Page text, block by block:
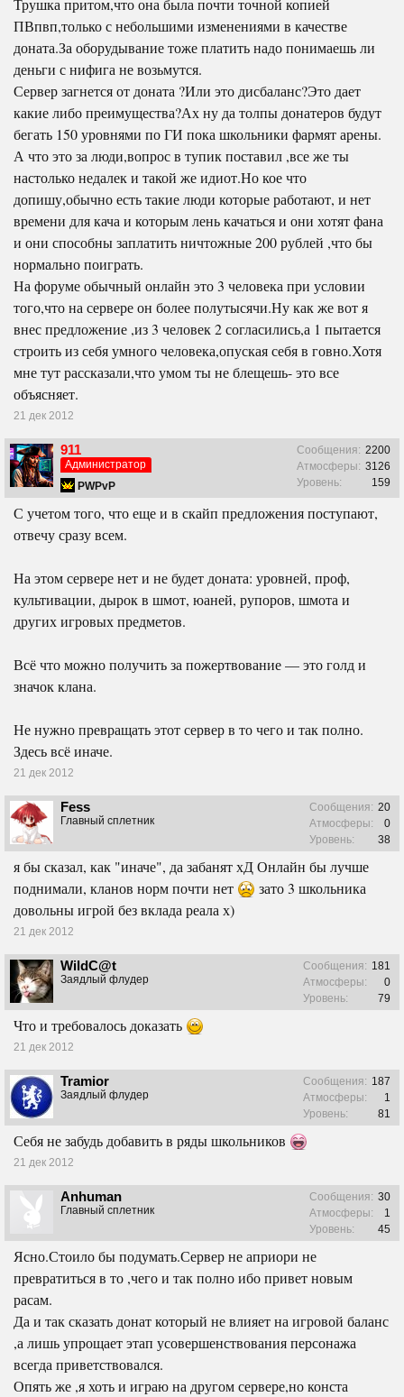
Трушка притом,что она была почти точной копией
ПВпвп,только с небольшими изменениями в качестве
доната.За оборудывание тоже платить надо понимаешь ли
деньги с нифига не возьмутся.
Сервер загнется от доната ?Или это дисбаланс?Это дает
какие либо преимущества?Ах ну да толпы донатеров будут
бегать 150 уровнями по ГИ пока школьники фармят арены.
А что это за люди,вопрос в тупик поставил ,все же ты
настолько недалек и такой же идиот.Но кое что
допишу,обычно есть такие люди которые работают, и нет
времени для кача и которым лень качаться и они хотят фана
и они способны заплатить ничтожные 200 рублей ,что бы
нормально поиграть.
На форуме обычный онлайн это 3 человека при условии
того,что на сервере он более полутысячи.Ну как же вот я
внес предложение ,из 3 человек 2 согласились,а 1 пытается
строить из себя умного человека,опуская себя в говно.Хотя
мне тут рассказали,что умом ты не блещешь- это все
объясняет.
21 дек 2012
911
Администратор
PWPvP
Сообщения: 2200
Атмосферы: 3126
Уровень:
159
С учетом того, что еще и в скайп предложения поступают,
отвечу сразу всем.
На этом сервере нет и не будет доната: уровней, проф,
культивации, дырок в шмот, юаней, рупоров, шмота и
других игровых предметов.
Всё что можно получить за пожертвование — это голд и
значок клана.
Не нужно превращать этот сервер в то чего и так полно.
Здесь всё иначе.
21 дек 2012
Fess
Главный сплетник
Сообщения: 20
Атмосферы:
0
Уровень:
38
я бы сказал, как "иначе", да забанят хД Онлайн бы лучше
поднимали, кланов норм почти нет
зато 3 школьника
довольны игрой без вклада реала х)
21 дек 2012
WildC@t
Заядлый флудер
Сообщения: 181
Атмосферы:
0
Уровень:
79
Что и требовалось доказать
21 дек 2012
Tramior
Заядлый флудер
Сообщения: 187
Атмосферы:
1
Уровень:
81
Себя не забудь добавить в ряды школьников
21 дек 2012
Anhuman
Главный сплетник
Сообщения: 30
Атмосферы:
1
Уровень:
45
Ясно.Стоило бы подумать.Сервер не априори не
превратиться в то ,чего и так полно ибо привет новым
расам.
Да и так сказать донат который не влияет на игровой баланс
,а лишь упрощает этап усовершенствования персонажа
всегда приветствовался.
Опять же ,я хоть и играю на другом сервере,но конста